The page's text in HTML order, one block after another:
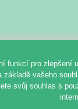
funkcí pro zlepšení
vašeho
svůj souhlas s